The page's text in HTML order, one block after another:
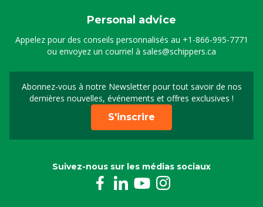
Personal advice
Appelez pour des conseils personnalisés au +1-866-995-7771
ou envoyez un courriel à sales@schippers.ca
Abonnez-vous à notre Newsletter pour tout savoir de nos
dernières nouvelles, événements et offres exclusives !
Sign up for our
S'inscrire
Suivez-nous sur les médias sociaux